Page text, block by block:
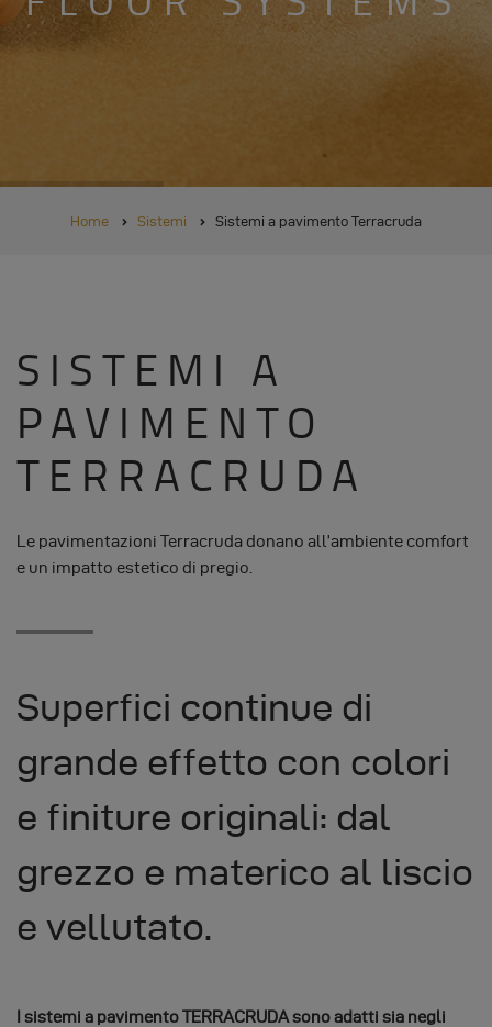
BRICIOLE
Home Sistemi Sistemi a pavimento Terracruda
SISTEMI A
PAVIMENTO
TERRACRUDA
Le pavimentazioni Terracruda donano all’ambiente comfort
e un impatto estetico di pregio.
Superfici continue di
grande effetto con colori
e finiture originali: dal
grezzo e materico al liscio
e vellutato.
I sistemi a pavimento TERRACRUDA sono adatti sia negli